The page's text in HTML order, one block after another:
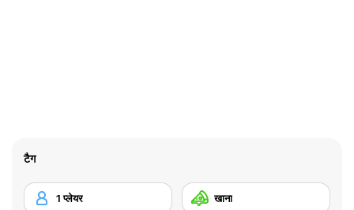
टैग
1 प्लेयर खाना